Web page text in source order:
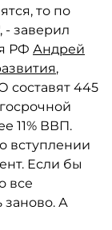
то по
- заверил
РФ Андрей
,
составят 445
11% ВВП.
вступлении
Если бы
все
А